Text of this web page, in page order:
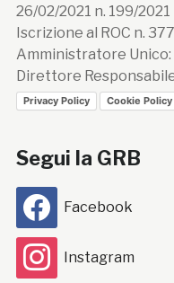
26/02/2021 n. 199/2021
Iscrizione al ROC n.
Amministratore
Direttore
Privacy Policy Cookie Policy
Segui la GRB
Facebook
Instagram